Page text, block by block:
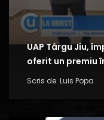
UAP Târgu Jiu,
oferit un premiu
Scris de Luis Popa